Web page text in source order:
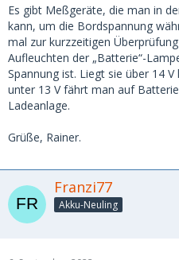
Es gibt Meßgeräte, die man in
kann, um die Bordspannung
mal zur kurzzeitigen
Aufleuchten der „Batterie“-
Spannung ist. Liegt sie über 14
unter 13 V fährt man auf
Ladeanlage.
Grüße, Rainer.
Franzi77
Akku-Neuling